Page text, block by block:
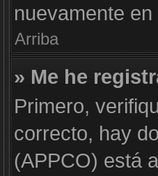
nuevamente
Arriba
» Me he
Primero,
correcto, hay
(APPCO) está